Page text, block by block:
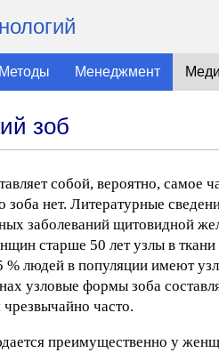
Методы Менеджмент
зоб
собой, вероятно,
зоба нет. Литературные
заболеваний щитовидной
старше 50 лет узлы в
% людей в популяции имеют
узловые формы зоба
часто.
преимущественно у